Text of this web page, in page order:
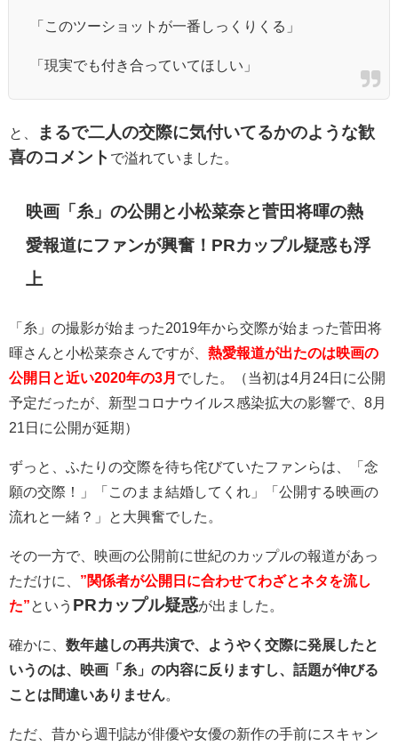
「このツーショットが一番しっくりくる」
「現実でも付き合っていてほしい」
と、
まるで二人の交際に気付いてるかのような歓
喜のコメント で溢れていました。
映画「糸」の公開と小松菜奈と菅田将暉の熱
愛報道にファンが興奮！PRカップル疑惑も浮
上
「糸」の撮影が始まった2019年から交際が始まった菅田将
暉さんと小松菜奈さんですが、 熱愛報道が出たのは映画の
公開日と近い2020年の3月 でした。
（当初は4月24日に公開
予定だったが、新型コロナウイルス感染拡大の影響で、8月
21日に公開が延期）
ずっと、ふたりの交際を待ち侘びていたファンらは、「念
願の交際！」「このまま結婚してくれ」「公開する映画の
流れと一緒？」と大興奮でした。
その一方で、映画の公開前に世紀のカップルの報道があっ
ただけに、 ”関係者が公開日に合わせてわざとネタを流し
た”という PRカップル疑惑が出ました。
確かに、 数年越しの再共演で、ようやく交際に発展したと
いうのは、映画「糸」の内容に反りますし、話題が伸びる
ことは間違いありません。
ただ、昔から週刊誌が俳優や女優の新作の手前にスキャン